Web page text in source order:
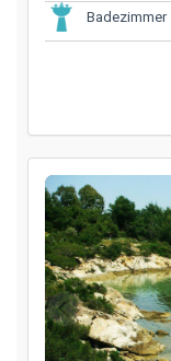
Badezimmer